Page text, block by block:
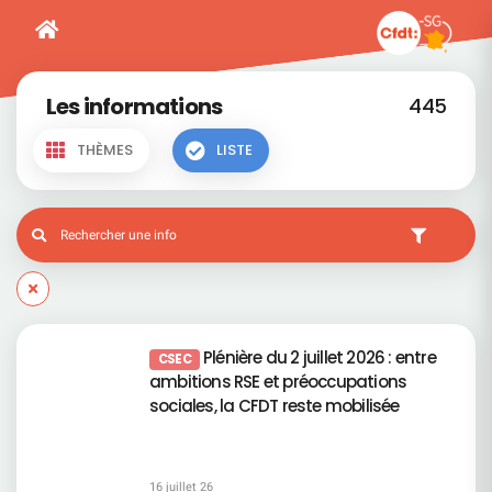
Les informations 445
THÈMES LISTE
CSEC Plénière du 2 juillet 2026 : entre
ambitions RSE et préoccupations
sociales, la CFDT reste mobilisée
16 juillet 26